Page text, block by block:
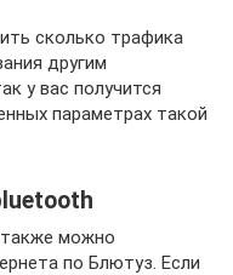
сколько трафика
другим
у вас получится
параметрах такой
можно
по Блютуз. Если